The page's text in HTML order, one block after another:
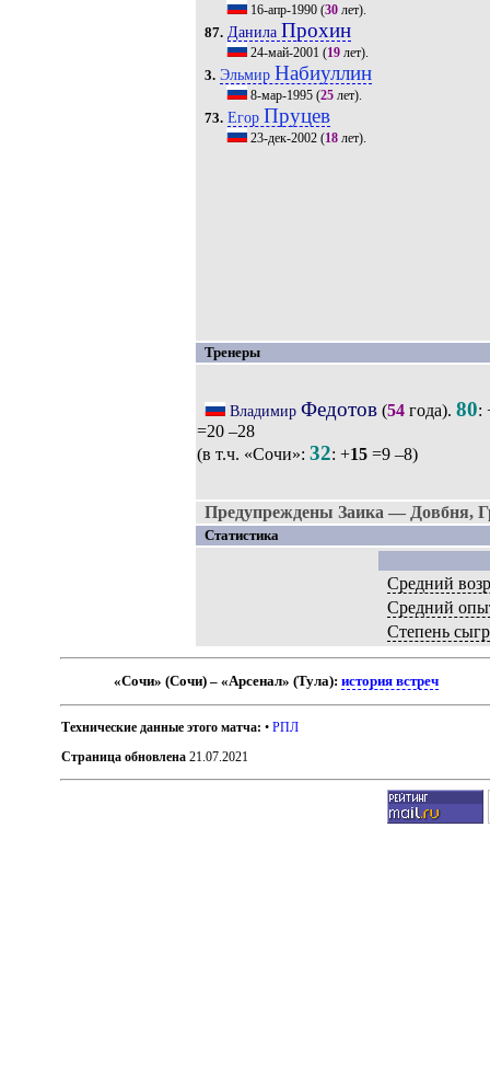
16-апр-1990(30лет).
87. Данила Прохин
24-май-2001 (19лет).
3. Эльмир Набиуллин
8-мар-1995(25лет).
73. Егор Пруцев
23-дек-2002(18лет).
Тренеры
Владимир Федотов(54года). 80:
=20 –28
(в т.ч. «Сочи»: 32: +15 =9 –8)
Предупреждены Заика — Довбня,
Статистика
Средний
Средний
Степень
«Сочи» (Сочи) – «Арсенал» (Тула):история встреч
Технические данные этого матча: •РПЛ
Страница обновлена 21.07.2021